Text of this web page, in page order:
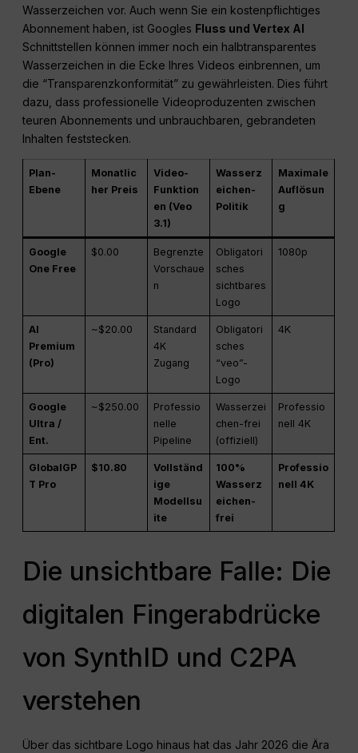
Wasserzeichen vor. Auch wenn Sie ein kostenpflichtiges
Abonnement haben, ist Googles Fluss und Vertex AI
Schnittstellen können immer noch ein halbtransparentes
Wasserzeichen in die Ecke Ihres Videos einbrennen, um
die “Transparenzkonformität” zu gewährleisten. Dies führt
dazu, dass professionelle Videoproduzenten zwischen
teuren Abonnements und unbrauchbaren, gebrandeten
Inhalten feststecken.
Plan-
Ebene
Monatlic
her Preis
Video-
Funktion
en (Veo
3.1)
Wasserz
eichen-
Politik
Maximale
Auflösun
g
Google
One Free
$0.00
Begrenzte
Vorschaue
n
Obligatori
sches
sichtbares
Logo
1080p
AI
Premium
(Pro)
~$20.00
Standard
4K
Zugang
Obligatori
sches
“veo”-
Logo
4K
Google
Ultra /
Ent.
~$250.00
Professio
nelle
Pipeline
Wasserzei
chen-frei
(offiziell)
Professio
nell 4K
GlobalGP
T Pro
$10.80
Vollständ
ige
Modellsu
ite
100%
Wasserz
eichen-
frei
Professio
nell 4K
Die unsichtbare Falle: Die
digitalen Fingerabdrücke
von SynthID und C2PA
verstehen
Über das sichtbare Logo hinaus hat das Jahr 2026 die Ära